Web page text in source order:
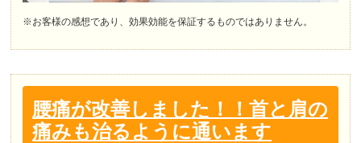
※お客様の感想であり、効果効能を保証するものではありません。
腰痛が改善しました！！首と肩の
痛みも治るように通います